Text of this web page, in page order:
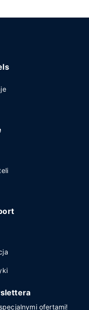
ofertami!